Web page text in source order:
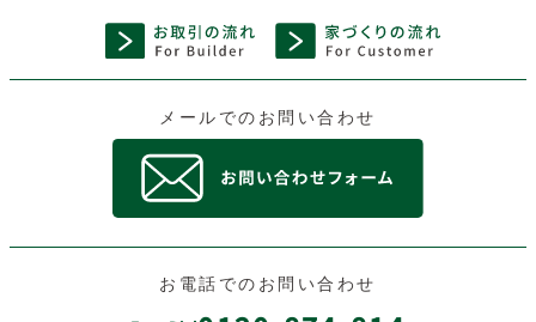
メールでのお問い合わせ
お電話でのお問い合わせ